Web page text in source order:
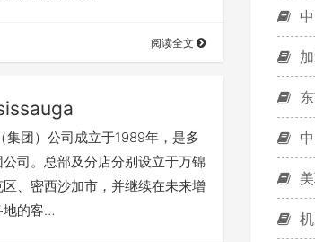
阅读全文
集团）公司成立于1989年，是多
司。总部及分店分别设立于万锦
、密西沙加市，并继续在未来增
地的客…
中
中